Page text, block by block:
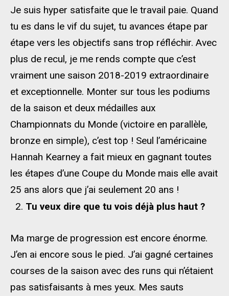
Je suis hyper satisfaite que le travail paie. Quand
tu es dans le vif du sujet, tu avances étape par
étape vers les objectifs sans trop réfléchir. Avec
plus de recul, je me rends compte que c’est
vraiment une saison 2018-2019 extraordinaire
et exceptionnelle. Monter sur tous les podiums
de la saison et deux médailles aux
Championnats du Monde (victoire en parallèle,
bronze en simple), c’est top ! Seul l’américaine
Hannah Kearney a fait mieux en gagnant toutes
les étapes d’une Coupe du Monde mais elle avait
25 ans alors que j’ai seulement 20 ans !
Tu veux dire que tu vois déjà plus haut ?
Ma marge de progression est encore énorme.
J’en ai encore sous le pied. J’ai gagné certaines
courses de la saison avec des runs qui n’étaient
pas satisfaisants à mes yeux. Mes sauts